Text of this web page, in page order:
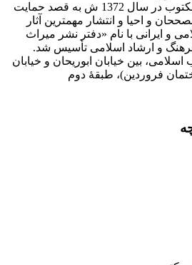
مؤسسه پژوهشی میراث مكتوب در سال 1372 ش به قصد حمایت
و احیا و انتشار مهمترین آثار
و ایرانی با نام «دفتر نشر میراث
و ارشاد اسلامی تأسیس شد.
اسلامی، بین خیابان ابوریحان و خیابان